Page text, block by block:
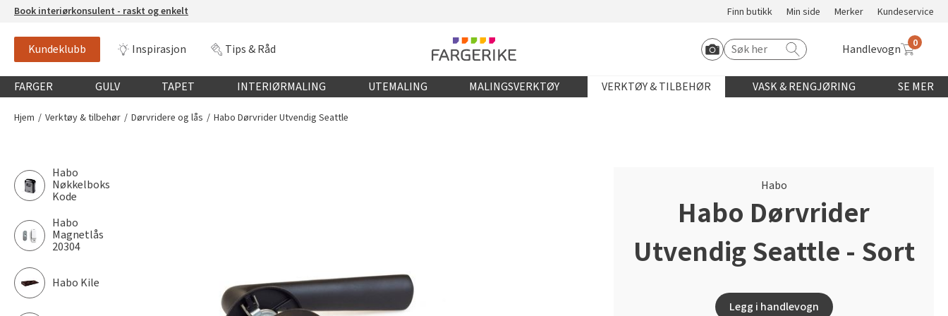
Book interiørkonsulent - raskt og enkelt Finn butikk Min side Merker Kundeservice
Kundeklubb Inspirasjon Tips & Råd Start Roomvo
Søk etter: Handlevogn 0
Globalnavigasjon mobil
FARGER GULV TAPET INTERIØRMALING UTEMALING MALINGSVERKTØY VERKTØY & TILBEHØR VASK & RENGJØRING SE MER
Hjem Verktøy & tilbehør Dørvridere og lås Habo Dørvrider Utvendig Seattle
Habo
Nøkkelboks
Kode
Habo
Magnetlås
20304
Habo Kile
Habo
Habo Dørvrider
Utvendig Seattle - Sort
Legg i handlevogn